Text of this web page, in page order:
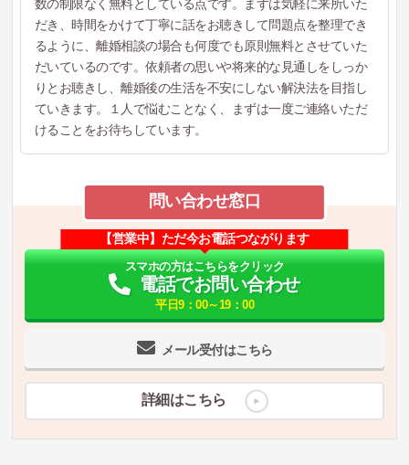
数の制限なく無料としている点です。まずは気軽に来所いた
だき、時間をかけて丁寧に話をお聴きして問題点を整理でき
るように、離婚相談の場合も何度でも原則無料とさせていた
だいているのです。依頼者の思いや将来的な見通しをしっか
りとお聴きし、離婚後の生活を不安にしない解決法を目指し
ていきます。１人で悩むことなく、まずは一度ご連絡いただ
けることをお待ちしています。
問い合わせ窓口
メール受付はこちら
【営業中】ただ今お電話つながります
スマホの方はこちらをクリック
電話でお問い合わせ
平日9：00～19：00
詳細はこちら